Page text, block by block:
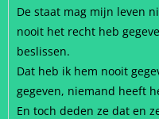
De staat mag mijn leven
nooit het recht heb
beslissen.
Dat heb ik hem nooit
gegeven, niemand heeft
En toch deden ze dat en